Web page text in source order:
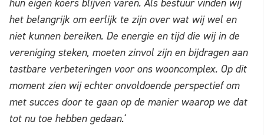
hun eigen koers blijven varen. Als bestuur vinden wij
het belangrijk om eerlijk te zijn over wat wij wel en
niet kunnen bereiken. De energie en tijd die wij in de
vereniging steken, moeten zinvol zijn en bijdragen aan
tastbare verbeteringen voor ons wooncomplex. Op dit
moment zien wij echter onvoldoende perspectief om
met succes door te gaan op de manier waarop we dat
tot nu toe hebben gedaan.'